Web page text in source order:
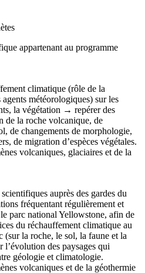
appartenant au programme
climatique (rôle de la
agents météorologiques) sur les
la végétation → repérer des
de la roche volcanique, de
de changements de morphologie,
de migration d’espèces végétales.
volcaniques, glaciaires et de la
auprès des gardes du
fréquentant régulièrement et
parc national Yellowstone, afin de
du réchauffement climatique au
(sur la roche, le sol, la faune et la
l’évolution des paysages qui
géologie et climatologie.
volcaniques et de la géothermie